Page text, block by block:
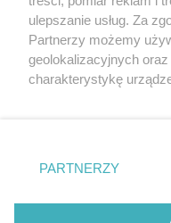
zapoznać się z:
polityką
Twojemiasto
Piekary Śląskie
Chorzów
Tarnowskie Góry
Gliwice
ulepszanie usług. Za
Partnerzy możemy
geolokalizacyjnych
charakterystykę
zmienić/wycofać
znajdujący się w
rodzaje przetwarzania
użytkownika, ale masz
PARTNERZY